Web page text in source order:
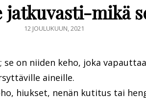
jatkuvasti-mikä
POSTED
12 JOULUKUUN, 2021
on niiden keho, joka
aineille.
hiukset, nenän kutitus tai